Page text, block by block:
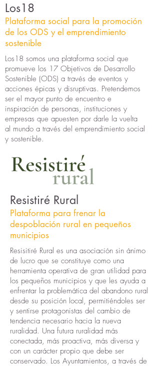
Los18
Plataforma social para la promoción
de los ODS y el emprendimiento
sostenible
Los18 somos una plataforma social que
promueve los 17 Objetivos de Desarrollo
Sostenible (ODS) a través de eventos y
acciones épicas y disruptivas. Pretendemos
ser el mayor punto de encuentro e
inspiración de personas, instituciones y
empresas que apuesten por darle la vuelta
al mundo a través del emprendimiento social
y sostenible.
Resistiré Rural
Plataforma para frenar la
despoblación rural en pequeños
municipios
Resisitiré Rural es una asociación sin ánimo
de lucro que se constituye como una
herramienta operativa de gran utilidad para
los pequeños municipios y que les ayuda a
enfrentar la problemática del abandono rural
desde su posición local, permitiéndoles ser
y sentirse protagonistas del cambio de
tendencia necesario hacia la nueva
ruralidad. Una futura ruralidad más
conectada, más proactiva, más diversa y
con un carácter propio que debe ser
conservado. Los Ayuntamientos, a través de